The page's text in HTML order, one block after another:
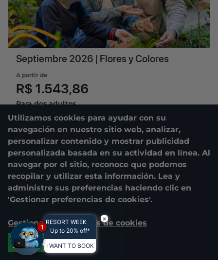
Utilizamos cookies para ayudar con su
navegación en nuestro sitio web, analizar,
personalizar contenido y mostrar publicidad
personalizada basada en su actividad en línea. Al
navegar por el sitio, reconoce que podemos
recopilar y utilizar esta información. Lea y
administre sus preferencias haciendo clic en
'Gestionar preferencias de cookies'.
Gestionar preferencias de cookies
Aceptar todas
Septiembre 2026 | Flores y Colores
A partir de
R$ 1.543,86
Para dos adultos
01/09/2026 a 30/09/2026
3diárias
×
RESORT WEEK
Up to 20% off*
I WANT TO BOOK
1